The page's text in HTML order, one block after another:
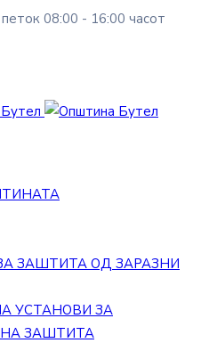
08:00 - 16:00 часот
ЗАШТИТА ОД ЗАРАЗНИ
УСТАНОВИ ЗА
ЗАШТИТА